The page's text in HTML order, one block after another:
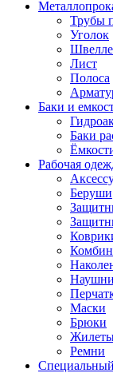
Трубы
Уголок
Лист
Полоса
Баки и
Баки
Рабочая
Беруши
Маски
Брюки
Ремни